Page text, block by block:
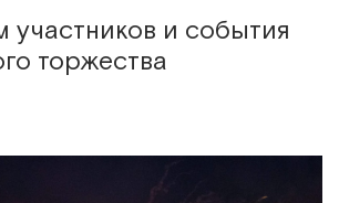
участников и события
торжества